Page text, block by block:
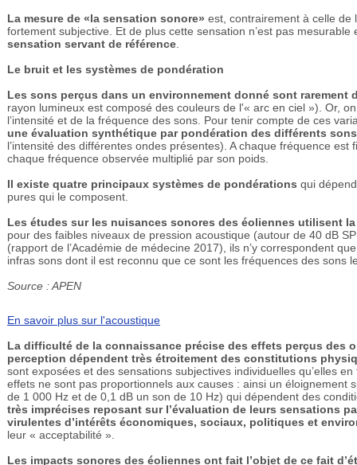
La mesure de «la sensation sonore» est, contrairement à celle de
fortement subjective. Et de plus cette sensation n’est pas
sensation servant de référence
Le bruit et les systèmes de pondération
Les sons perçus dans un environnement donné sont rarement
rayon lumineux est composé des couleurs de l'« arc en ciel »). Or,
l’intensité et de la fréquence des sons. Pour tenir compte de ces
une évaluation synthétique par pondération des différents
l’intensité des différentes ondes présentes). A chaque fréquence est
chaque fréquence observée multiplié par son poids.
Il existe quatre principaux systèmes de pondérations qui
pures qui le composent.
Les études sur les nuisances sonores des éoliennes utilisent
pour des faibles niveaux de pression acoustique (autour de 40 dB
(rapport de l’Académie de médecine 2017), ils n’y correspondent
infras sons dont il est reconnu que ce sont les fréquences des sons
Source : APEN
En savoir plus sur l'acoustique
La difficulté de la connaissance précise des effets perçus des
perception dépendent très étroitement des constitutions
sont exposées et des sensations subjectives individuelles qu’elles
effets ne sont pas proportionnels aux causes : ainsi un éloignement
de 1 000 Hz et de 0,1 dB un son de 10 Hz) qui dépendent des
très imprécises reposant sur l’évaluation de leurs sensations
virulentes d’intérêts économiques, sociaux, politiques et
leur « acceptabilité ».
Les impacts sonores des éoliennes ont fait l’objet de ce fait